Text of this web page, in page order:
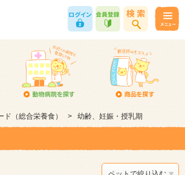
ド（総合栄養食） > 幼齢、妊娠・授乳期